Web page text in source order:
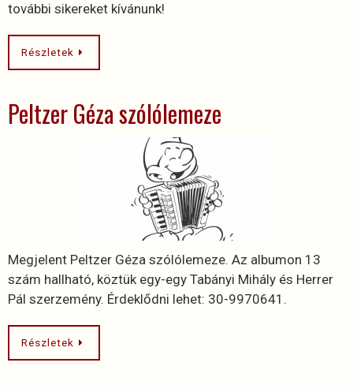
további sikereket kívánunk!
Részletek
Peltzer Géza szólólemeze
Megjelent Peltzer Géza szólólemeze. Az albumon 13
szám hallható, köztük egy-egy Tabányi Mihály és Herrer
Pál szerzemény. Érdeklődni lehet: 30-9970641.
Részletek